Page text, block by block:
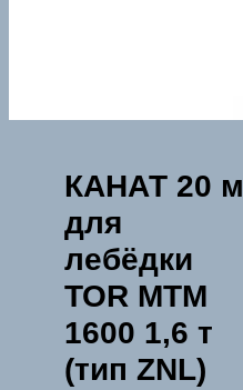
КАНАТ 20 м
для
лебёдки
TOR МТМ
1600 1,6 т
(тип ZNL)